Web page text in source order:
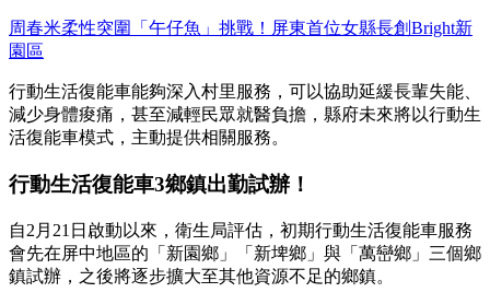
周春米柔性突圍「午仔魚」挑戰！屏東首位女縣長創Bright新
園區
行動生活復能車能夠深入村里服務，可以協助延緩長輩失能、
減少身體痠痛，甚至減輕民眾就醫負擔，縣府未來將以行動生
活復能車模式，主動提供相關服務。
行動生活復能車3鄉鎮出勤試辦！
自2月21日啟動以來，衛生局評估，初期行動生活復能車服務
會先在屏中地區的「新園鄉」「新埤鄉」與「萬巒鄉」三個鄉
鎮試辦，之後將逐步擴大至其他資源不足的鄉鎮。